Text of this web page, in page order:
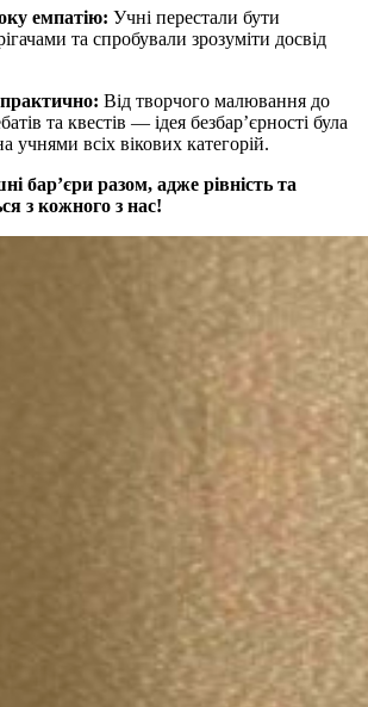
емпатію: Учні перестали бути
та спробували зрозуміти досвід
Від творчого малювання до
та квестів — ідея безбар’єрності була
учнями всіх вікових категорій.
бар’єри разом, адже рівність та
з кожного з нас!